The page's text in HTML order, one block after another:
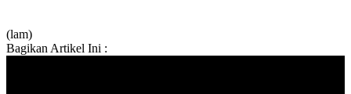
(lam)
Bagikan Artikel Ini :